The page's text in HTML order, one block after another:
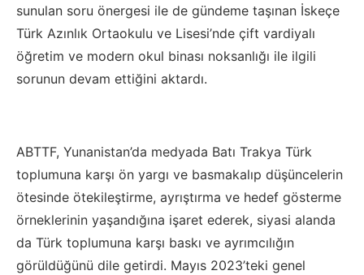
sunulan soru önergesi ile de gündeme taşınan İskeçe
Türk Azınlık Ortaokulu ve Lisesi’nde çift vardiyalı
öğretim ve modern okul binası noksanlığı ile ilgili
sorunun devam ettiğini aktardı.
ABTTF, Yunanistan’da medyada Batı Trakya Türk
toplumuna karşı ön yargı ve basmakalıp düşüncelerin
ötesinde ötekileştirme, ayrıştırma ve hedef gösterme
örneklerinin yaşandığına işaret ederek, siyasi alanda
da Türk toplumuna karşı baskı ve ayrımcılığın
görüldüğünü dile getirdi. Mayıs 2023’teki genel